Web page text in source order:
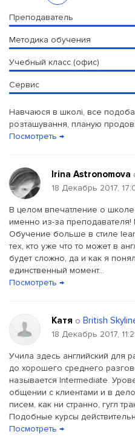
Преподаватель
Методика обучения
Учебный класс (офис)
Сервис
Навчаюся в школі, все
розташування, планую
Посмотреть →
Irina Astronomova
18 Декабрь 2017,
В целом впечатление о
именно из-за преподавателя!
Обучение больше в стиле
тех, кто уже что то может в
будет сложно, да и как я
единственный момент...
Посмотреть →
Катя о British
18 Декабрь 2017,
Учила здесь английский для
до хорошего среднего
называется Intermediate.
общении с клиентами и в
писем, как ни странно, гугл
Подобные курсы
Посмотреть →